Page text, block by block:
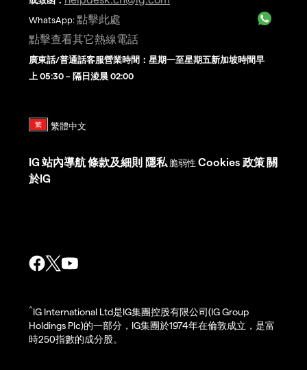
WhatsApp: 點擊此處
點擊查看其它熱線電話
廣東話/普通話客服營業時間：星期一至星期五新加坡時間早
上 05:30 – 隔日淩晨 02:00
IG 站內導航條款及細則 隱私 脆弱性 Cookies 政策 關
於IG
^IG International Ltd是IG集團控股有限公司(IG Group
Holdings Plc)的一部分，IG集團於1974年在倫敦成立，是富
時250指數的成分股。